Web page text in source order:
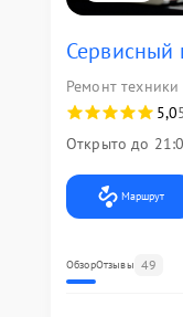
Сервисный
Ремонт
5,0
Открыто до
Маршрут
ОбзорОтзывы 49